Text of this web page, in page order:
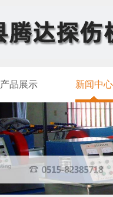
产品展示 新闻中心